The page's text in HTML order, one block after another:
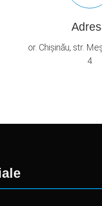
or. Chișinău, str.
4